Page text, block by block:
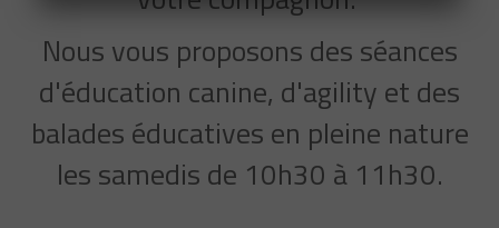
Nous vous proposons des séances
d'éducation canine, d'agility et des
balades éducatives en pleine nature
les samedis de 10h30 à 11h30.